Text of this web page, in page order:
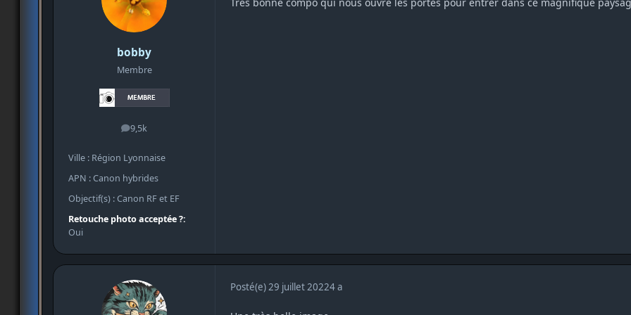
bobby
Membre
9,5k
messages
Ville : Région Lyonnaise
APN : Canon hybrides
Objectif(s) : Canon RF et EF
Retouche photo acceptée ?:
Oui
Posté(e)29 juillet 20224 a